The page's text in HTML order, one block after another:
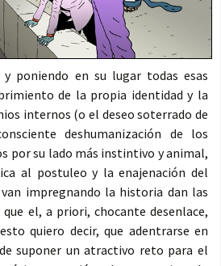
y poniendo en su lugar todas esas
de la propia identidad y la
internos (o el deseo soterrado de
deshumanización de los
por su lado más instintivo y animal,
al postuleo y la enajenación del
impregnando la historia dan las
el, a priori, chocante desenlace,
quiero decir, que adentrarse en
suponer un atractivo reto para el